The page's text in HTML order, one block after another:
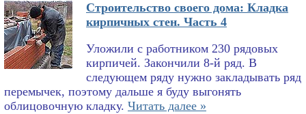
Строительство своего дома: Кладка
кирпичных стен. Часть 4
Уложили с работником 230 рядовых
кирпичей. Закончили 8-й ряд. В
следующем ряду нужно закладывать ряд
перемычек, поэтому дальше я буду выгонять
облицовочную кладку. Читать далее »